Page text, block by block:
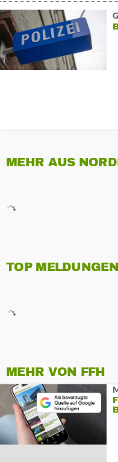
MEHR AUS
TOP MELDUNGEN
MEHR VON FFH